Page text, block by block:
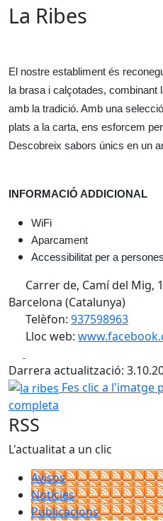
La Ribes
El nostre establiment és
la brasa i calçotades, combinant
amb la tradició. Amb una
plats a la carta, ens esforcem
Descobreix sabors únics en un
INFORMACIÓ ADDICIONAL
WiFi
Aparcament
Accessibilitat per a
Carrer de, Camí del Mig,
Barcelona (Catalunya)
Telèfon: 937598963
Lloc web:
Darrera actualització:
la ribes
Fes clic a l'imatge
completa
RSS
L'actualitat a un clic
Avisos
Notícies
Publicacions